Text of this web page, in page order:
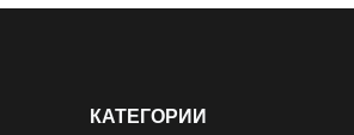
КАТЕГОРИИ